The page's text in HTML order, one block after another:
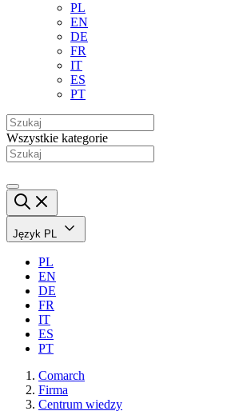
PL
EN
DE
FR
IT
ES
PT
Wszystkie kategorie
Język PL
PL
EN
DE
FR
IT
ES
PT
Comarch
Firma
Centrum wiedzy